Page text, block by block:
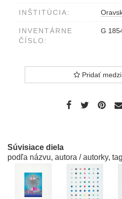
INŠTITÚCIA:
INVENTÁRNE
ČÍSLO:
G
Pridať
Súvisiace diela
podľa názvu, autora / autorky,